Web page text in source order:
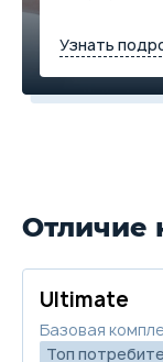
Узнать
Отличие
Ultimate
Базовая
Топ